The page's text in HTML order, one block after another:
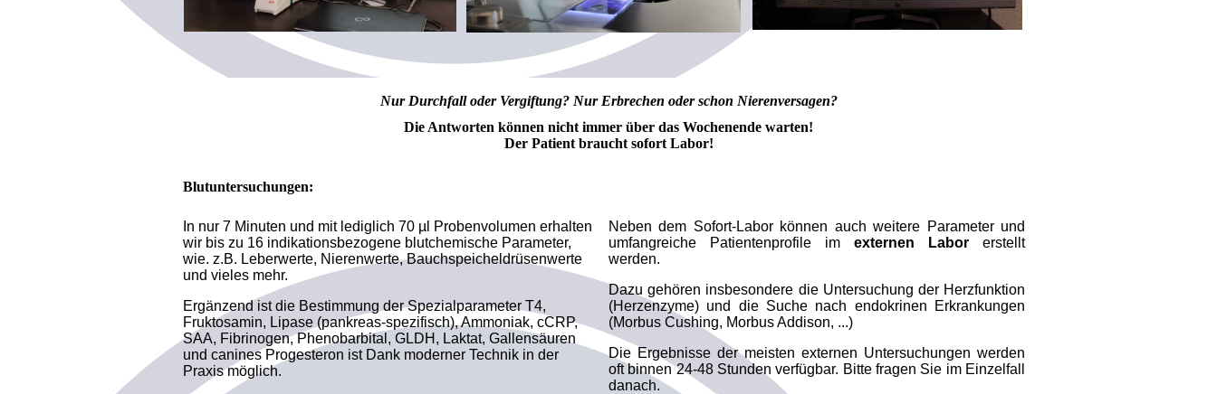
Nur Durchfall oder Vergiftung? Nur Erbrechen oder schon Nierenversagen?
Die Antworten können nicht immer über das Wochenende warten!
Der Patient braucht sofort Labor!
Blutuntersuchungen:
In nur 7 Minuten und mit lediglich 70 µl Probenvolumen erhalten
wir bis zu 16 indikationsbezogene blutchemische Parameter,
wie. z.B. Leberwerte, Nierenwerte, Bauchspeicheldrüsenwerte
und vieles mehr.
Ergänzend ist die Bestimmung der Spezialparameter T4,
Fruktosamin, Lipase (pankreas-spezifisch), Ammoniak, cCRP,
SAA, Fibrinogen, Phenobarbital, GLDH, Laktat, Gallensäuren
und canines Progesteron ist Dank moderner Technik in der
Praxis möglich.
Neben dem Sofort-Labor können auch weitere Parameter und
umfangreiche Patientenprofile im externen Labor erstellt
werden.
Dazu gehören insbesondere die Untersuchung der Herzfunktion
(Herzenzyme) und die Suche nach endokrinen Erkrankungen
(Morbus Cushing, Morbus Addison, ...)
Die Ergebnisse der meisten externen Untersuchungen werden
oft binnen 24-48 Stunden verfügbar. Bitte fragen Sie im Einzelfall
danach.